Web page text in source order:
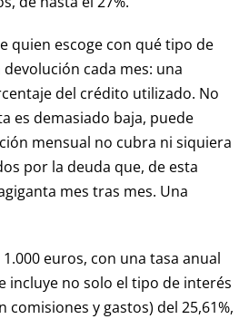
quien escoge con qué tipo de
cada mes: una
del crédito utilizado. No
es demasiado baja, puede
mensual no cubra ni siquiera
por la deuda que, de esta
mes tras mes. Una
euros, con una tasa anual
incluye no solo el tipo de interés
y gastos) del 25,61%,